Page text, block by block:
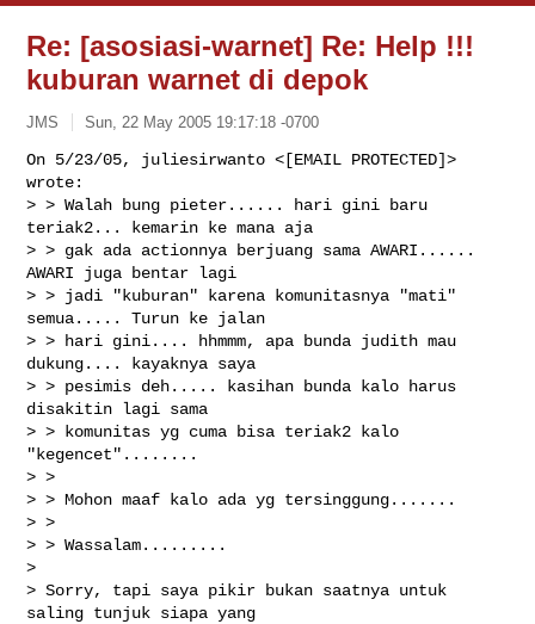
Re: [asosiasi-warnet] Re: Help !!!
kuburan warnet di depok
JMS Sun, 22 May 2005 19:17:18 -0700
On 5/23/05, juliesirwanto <[EMAIL PROTECTED]>
wrote:
> > Walah bung pieter...... hari gini baru
teriak2... kemarin ke mana aja
> > gak ada actionnya berjuang sama AWARI......
AWARI juga bentar lagi
> > jadi "kuburan" karena komunitasnya "mati"
semua..... Turun ke jalan
> > hari gini.... hhmmm, apa bunda judith mau
dukung.... kayaknya saya
> > pesimis deh..... kasihan bunda kalo harus
disakitin lagi sama
> > komunitas yg cuma bisa teriak2 kalo
"kegencet"........
> >
> > Mohon maaf kalo ada yg tersinggung.......
> >
> > Wassalam.........
>
> Sorry, tapi saya pikir bukan saatnya untuk
saling tunjuk siapa yang